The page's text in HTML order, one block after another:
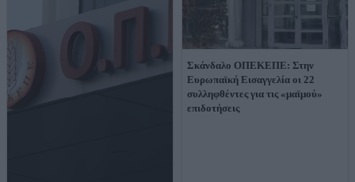
Σκάνδαλο ΟΠΕΚΕΠΕ: Στην
Ευρωπαϊκή Εισαγγελία οι 22
συλληφθέντες για τις «μαϊμού»
επιδοτήσεις